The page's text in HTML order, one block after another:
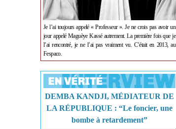
Je l’ai toujours appelé « Professeur ». Je ne crois pas avoir un
jour appelé Maguèye Kassé autrement. La première fois que je
l’ai rencontré, je ne l’ai pas vraiment vu. C’était en 2013, au
Fespaco.
DEMBA KANDJI, MÉDIATEUR DE
LA RÉPUBLIQUE : “Le foncier, une
bombe à retardement”